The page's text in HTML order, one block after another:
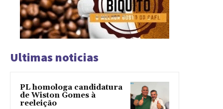
Ultimas noticias
PL homologa candidatura
de Wiston Gomes à
reeleição